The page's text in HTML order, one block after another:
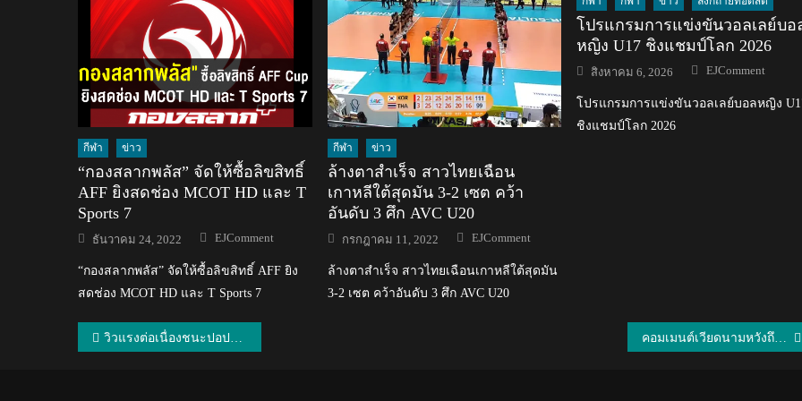
กีฬา ข่าว
“กองสลากพลัส” จัดให้ซื้อลิขสิทธิ์​
AFF ยิงสดช่อง MCOT HD และ T
Sports 7
Posted
on
ธันวาคม 24, 2022 Author
EJComment
“กองสลากพลัส” จัดให้ซื้อลิขสิทธิ์​ AFF ยิง
สดช่อง MCOT HD และ T Sports 7
กีฬา ข่าว
ล้างตาสำเร็จ สาวไทยเฉือน
เกาหลีใต้สุดมัน 3-2 เซต คว้า
อันดับ 3 ศึก AVC U20
Posted
on
กรกฎาคม 11, 2022 Author
EJComment
ล้างตาสำเร็จ สาวไทยเฉือนเกาหลีใต้สุดมัน
3-2 เซต คว้าอันดับ 3 ศึก AVC U20
โปรแกรมการแข่งขันวอลเลย์บอ
หญิง U17 ชิงแชมป์โลก 2026
Posted
on
สิงหาคม 6, 2026 Author
EJComment
โปรแกรมการแข่งขันวอลเลย์บอลหญิง
ชิงแชมป์โลก 2026
แนะแนว
วิวแรงต่อเนื่องชนะปอปอฟ 2-0 ทะลุรอบรองฯ ศึกขนไก่สิงคโปร์ โอเพ่น 2023